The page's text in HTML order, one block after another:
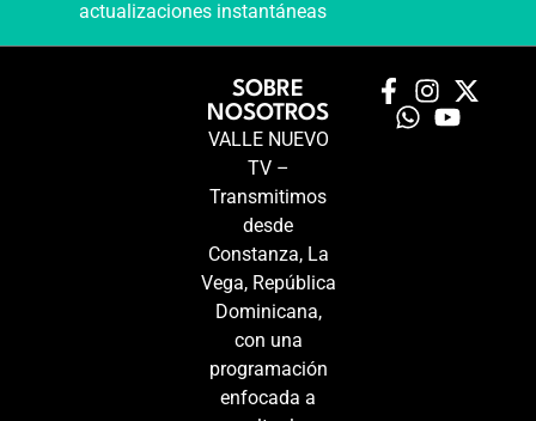
actualizaciones instantáneas
SOBRE
NOSOTROS
VALLE NUEVO
TV –
Transmitimos
desde
Constanza, La
Vega, República
Dominicana,
con una
programación
enfocada a